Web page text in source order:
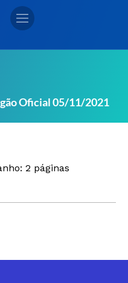
Oficial 05/11/2021
2 páginas